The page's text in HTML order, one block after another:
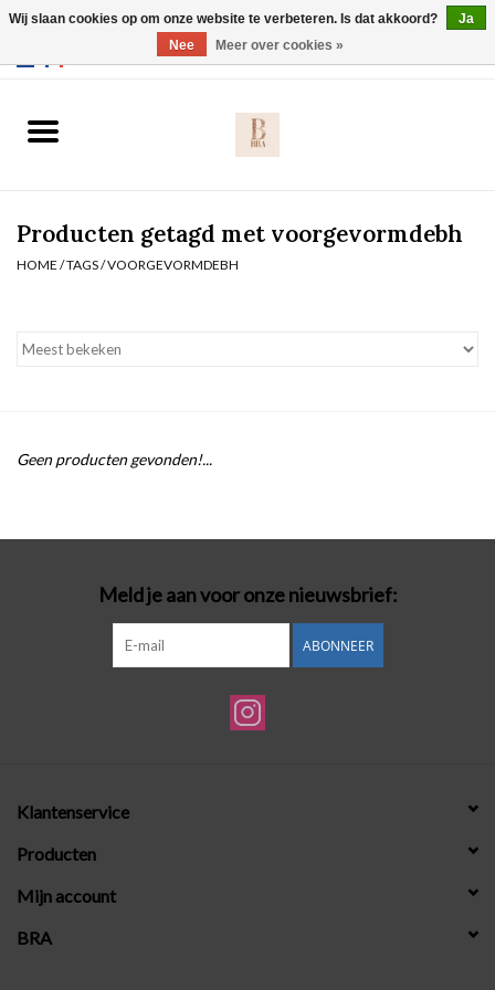
Slip
Nachtmode
Badmode
Lingerie-accessoires
Cadeaubonnen
Producten getagd met voorgevormdebh
HOME /TAGS/VOORGEVORMDEBH
Geen producten gevonden!...
Meld je aan voor onze nieuwsbrief:
ABONNEER
Klantenservice
Producten
Mijn account
BRA
Wij slaan cookies op om onze website te verbeteren. Is dat akkoord?
Ja
Nee
Meer over cookies »
Webshop werkt met EU maten. .